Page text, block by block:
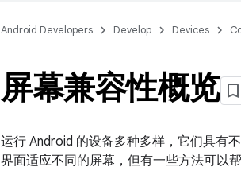
Android Developers Develop Devices
屏幕兼容性概览
运行 Android 的设备多种多样，它们具有
界面适应不同的屏幕，但有一些方法可以